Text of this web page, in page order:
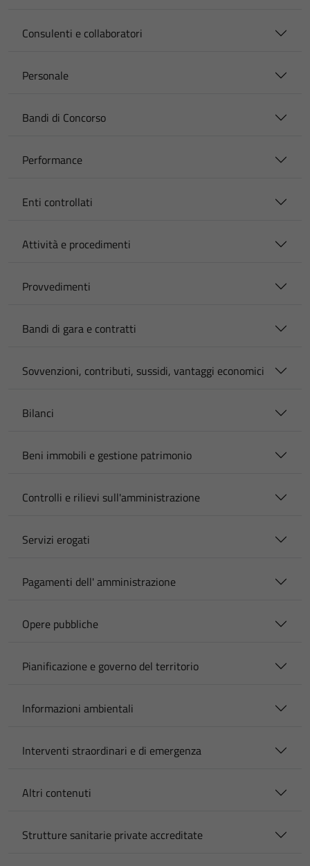
Consulenti e collaboratori
Personale
Bandi di Concorso
Performance
Enti controllati
Attività e procedimenti
Provvedimenti
Bandi di gara e contratti
Sovvenzioni, contributi, sussidi, vantaggi economici
Bilanci
Beni immobili e gestione patrimonio
Controlli e rilievi sull'amministrazione
Servizi erogati
Pagamenti dell' amministrazione
Opere pubbliche
Pianificazione e governo del territorio
Informazioni ambientali
Interventi straordinari e di emergenza
Altri contenuti
Strutture sanitarie private accreditate